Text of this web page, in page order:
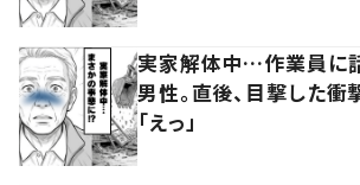
実家解体中…作業員に
男性。直後、目撃した
「えっ」